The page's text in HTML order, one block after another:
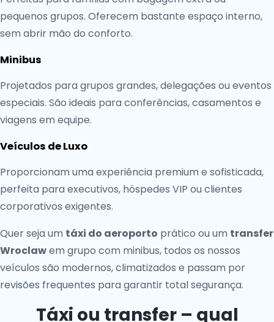
pequenos grupos. Oferecem bastante espaço interno,
sem abrir mão do conforto.
Minibus
Projetados para grupos grandes, delegações ou eventos
especiais. São ideais para conferências, casamentos e
viagens em equipe.
Veículos de Luxo
Proporcionam uma experiência premium e sofisticada,
perfeita para executivos, hóspedes VIP ou clientes
corporativos exigentes.
Quer seja um táxi do aeroporto prático ou um transfer
Wroclawem grupo com minibus, todos os nossos
veículos são modernos, climatizados e passam por
revisões frequentes para garantir total segurança.
Táxi ou transfer – qual